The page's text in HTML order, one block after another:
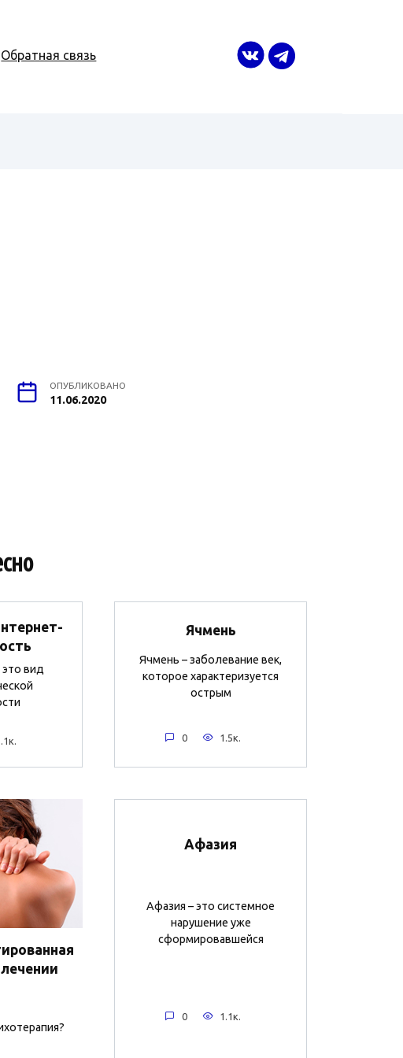
Обратная связь
ОПУБЛИКОВАНО
11.06.2020
вид
Ячмень
Ячмень – заболевание век,
которое характеризуется
острым
0 1.5к.
Афазия
Афазия – это системное
нарушение уже
сформировавшейся
0 1.1к.